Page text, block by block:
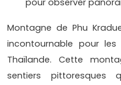
pour observer
Montagne de Phu
incontournable pour
Thaïlande. Cette
sentiers